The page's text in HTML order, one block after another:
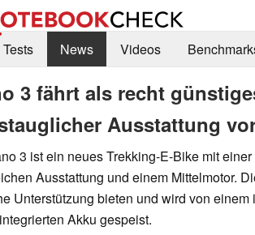
Tests
News Videos
3 fährt als recht
Ausstattung
3 ist ein neues Trekking-E-Bike mit einer
Ausstattung und einem Mittelmotor.
Unterstützung bieten und wird von einem
Akku gespeist.